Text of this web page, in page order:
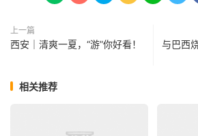
上一篇
西安｜清爽一夏，“游”你好看！
与巴西
相关推荐